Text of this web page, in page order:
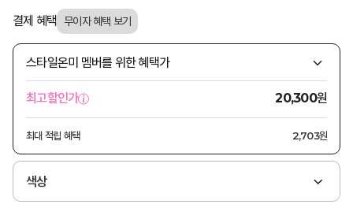
결제 혜택
스타일온미 멤버를 위한 혜택가
최고할인가 20,300원
최대 적립 혜택 2,703원
색상